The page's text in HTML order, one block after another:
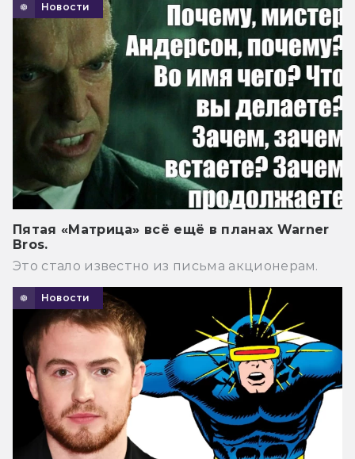
Новости
Пятая «Матрица» всё ещё в планах Warner
Bros.
Это стало известно из письма акционерам.
Новости